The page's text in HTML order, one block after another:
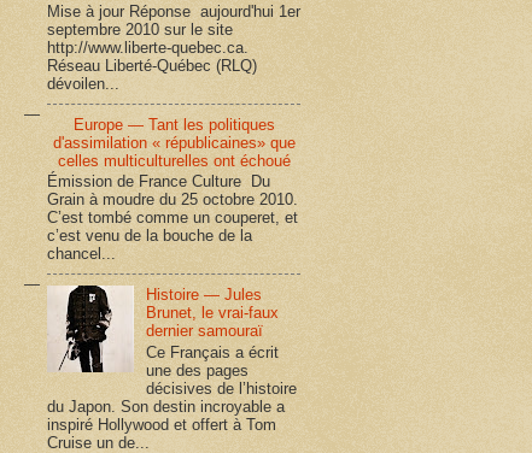
Mise à jour Réponse aujourd'hui 1er
septembre 2010 sur le site
http://www.liberte-quebec.ca.
Réseau Liberté-Québec (RLQ)
dévoilen...
Europe — Tant les politiques
d'assimilation « républicaines» que
celles multiculturelles ont échoué
Émission de France Culture Du
Grain à moudre du 25 octobre 2010.
C’est tombé comme un couperet, et
c’est venu de la bouche de la
chancel...
Histoire — Jules
Brunet, le vrai-faux
dernier samouraï
Ce Français a écrit
une des pages
décisives de l’histoire
du Japon. Son destin incroyable a
inspiré Hollywood et offert à Tom
Cruise un de...